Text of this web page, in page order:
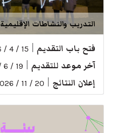
التدريب والنشاطات الإقليمية
فتح باب التقديم 15 / 4 / 2026
آخر موعد للتقديم 19 / 6 / 2026
إعلان النتائج 20 / 11 / 2026